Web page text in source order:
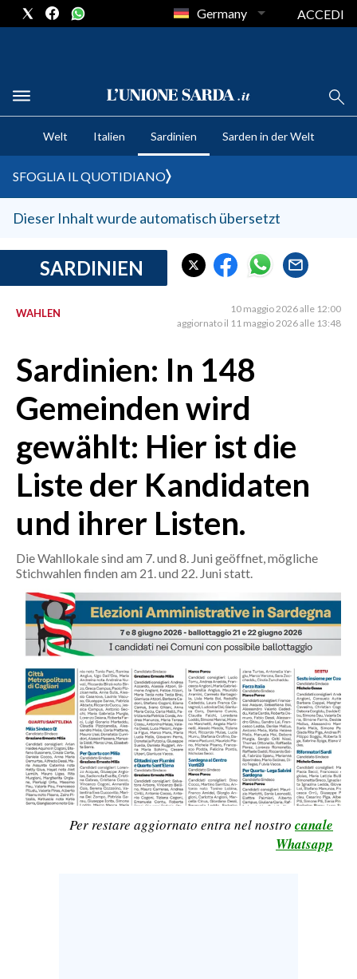
CRONACA SARDEGNA
CAGLIARI
SULCIS IGLESIENTE
MEDIO CAMPIDANO
SASSARI E PROVINCIA
GALLURA
NUORO E PROVINCIA
ITALIA
MONDO
POLITICA
ECONOMIA
SERVIZI ALLE IMPRESE
BANDI
SPORT IN SARDEGNA
SPORT
RISULTATI E CLASSIFICHE
CALCIO
CALCIO REGIONALE
BASKET
VOLLEY
Germany ACCEDI
Welt Italien Sardinien Sarden in der Welt
SFOGLIA IL QUOTIDIANO
Dieser Inhalt wurde automatisch übersetzt
SARDINIEN
WAHLEN
10 maggio 2026 alle 12:00
aggiornato il 11 maggio 2026 alle 13:48
Sardinien: In 148
Gemeinden wird
gewählt: Hier ist die
Liste der Kandidaten
und ihrer Listen.
Die Wahllokale sind am 7. und 8. Juni geöffnet, mögliche
Stichwahlen finden am 21. und 22. Juni statt.
Per restare aggiornato entra nel nostro canale
Whatsapp